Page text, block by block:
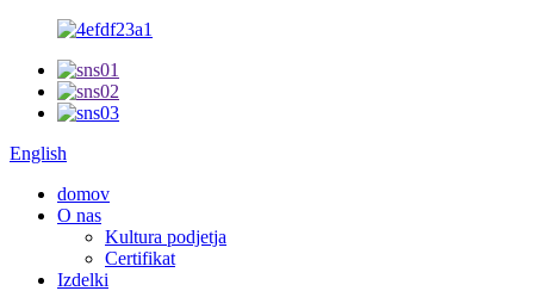
English
domov
O nas
Kultura podjetja
Certifikat
Izdelki